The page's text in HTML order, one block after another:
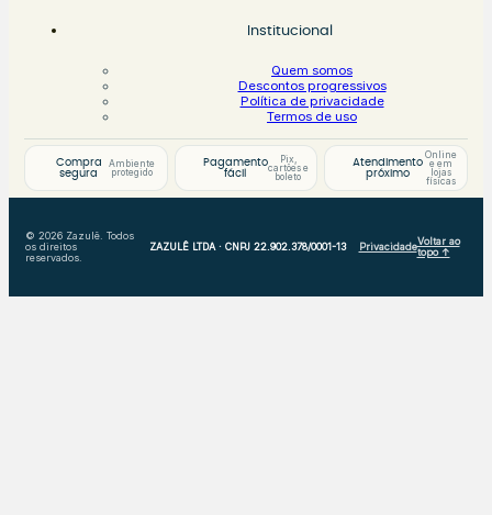
Institucional
Quem somos
Descontos progressivos
Política de privacidade
Termos de uso
Compra
segura
Ambiente
protegido
Pagamento
fácil
Pix,
cartões e
boleto
Atendimento
próximo
Online
e em
lojas
físicas
© 2026 Zazulê. Todos
os direitos
reservados.
ZAZULÊ LTDA · CNPJ 22.902.378/0001-13 PrivacidadeVoltar ao
topo ↑